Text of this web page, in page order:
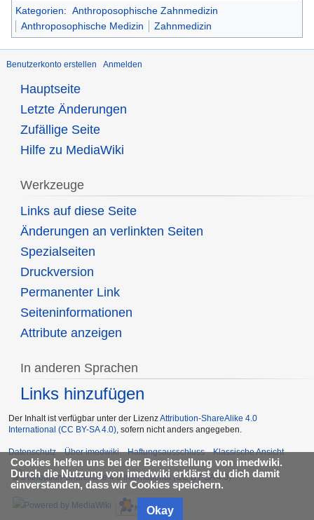
Kategorien: Anthroposophische Zahnmedizin
Anthroposophische Medizin
Zahnmedizin
Cookies helfen uns bei der Bereitstellung von imedwiki.
Durch die Nutzung von imedwiki erklärst du dich damit
einverstanden, dass wir Cookies speichern.
Okay
Benutzerkonto erstellen Anmelden
Hauptseite
Letzte Änderungen
Zufällige Seite
Hilfe zu MediaWiki
Werkzeuge
Links auf diese Seite
Änderungen an verlinkten Seiten
Spezialseiten
Druckversion
Permanenter Link
Seiten­informationen
Attribute anzeigen
In anderen Sprachen
Links hinzufügen
Der Inhalt ist verfügbar unter der LizenzAttribution-ShareAlike 4.0
International (CC BY-SA 4.0) , sofern nicht anders angegeben.
Datenschutz Über imedwiki Haftungsausschluss Klassische Ansicht